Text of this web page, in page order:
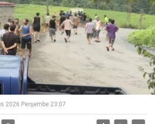
2026 Perşembe 23:07